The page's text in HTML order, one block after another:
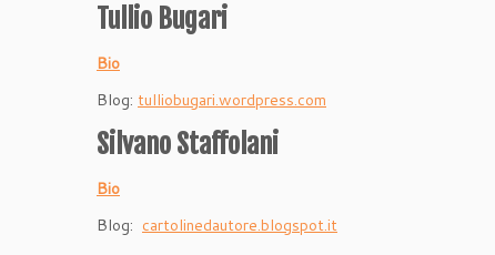
Tullio Bugari
Bio
Blog: tulliobugari.wordpress.com
Silvano Staffolani
Bio
Blog: cartolinedautore.blogspot.it